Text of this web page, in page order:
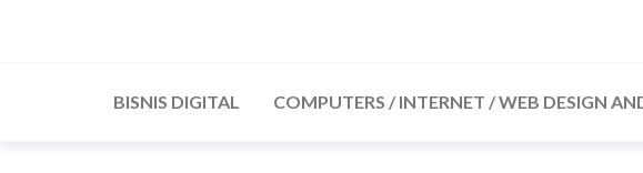
BISNIS DIGITAL COMPUTERS / INTERNET / WEB DESIGN